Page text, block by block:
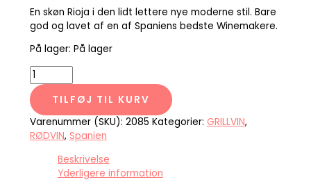
En skøn Rioja i den lidt lettere nye moderne stil. Bare
god og lavet af en af Spaniens bedste Winemakere.
På lager: På lager
TILFØJ TIL KURV
Varenummer (SKU): 2085 Kategorier: GRILLVIN,
RØDVIN, Spanien
Beskrivelse
Yderligere information